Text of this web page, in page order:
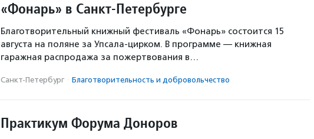
«Фонарь» в Санкт-Петербурге
Благотворительный книжный фестиваль «Фонарь» состоится 15
августа на поляне за Упсала-цирком. В программе — книжная
гаражная распродажа за пожертвования в…
Санкт-Петербург · Благотвори­тель­ность и доброволь­чест­во
Практикум Форума Доноров